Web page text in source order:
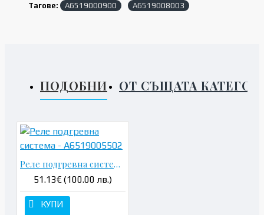
Тагове: A6519000900 A6519008003
ПОДОБНИ ОТ СЪЩАТА
Реле подгревна система - A6519005502
51.13€ (100.00 лв.)
КУПИ